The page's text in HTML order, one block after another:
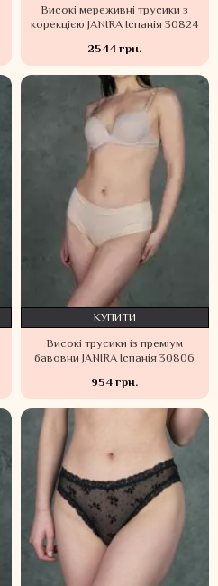
Високі мереживні трусики з
корекцією JANIRA Іспанія 30824
2544 грн.
Високі трусики із преміум
бавовни JANIRA Іспанія 30806
954 грн.
КУПИТИ